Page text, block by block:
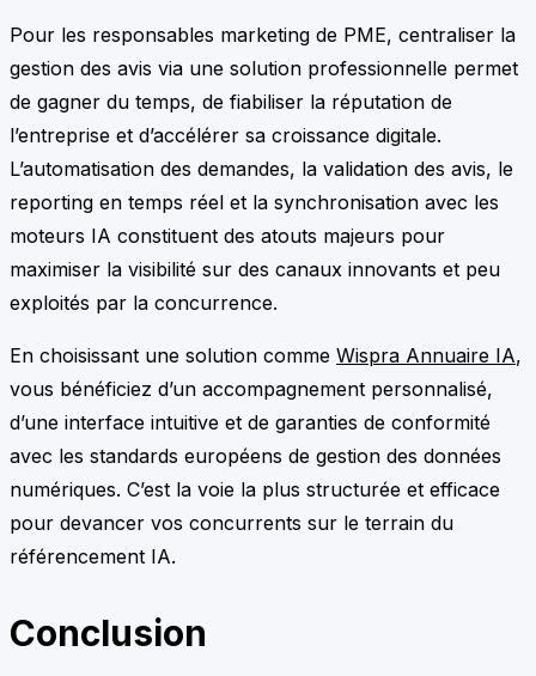
Pour les responsables marketing de PME, centraliser la
gestion des avis via une solution professionnelle permet
de gagner du temps, de fiabiliser la réputation de
l’entreprise et d’accélérer sa croissance digitale.
L’automatisation des demandes, la validation des avis, le
reporting en temps réel et la synchronisation avec les
moteurs IA constituent des atouts majeurs pour
maximiser la visibilité sur des canaux innovants et peu
exploités par la concurrence.
En choisissant une solution comme Wispra Annuaire IA,
vous bénéficiez d’un accompagnement personnalisé,
d’une interface intuitive et de garanties de conformité
avec les standards européens de gestion des données
numériques. C’est la voie la plus structurée et efficace
pour devancer vos concurrents sur le terrain du
référencement IA.
Conclusion